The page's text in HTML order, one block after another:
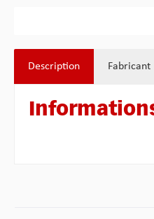
Description Fabricant